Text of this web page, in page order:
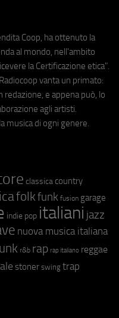
Coop, ha ottenuto la
al mondo, nell'ambito
la Certificazione etica".
vanta un primato:
e appena può, lo
agli artisti.
musica di ogni genere.
classica country
folkfunk fusion garage
indie pop italiani jazz
nuova musica italiana
r&b rap rap italiano reggae
stoner swing trap